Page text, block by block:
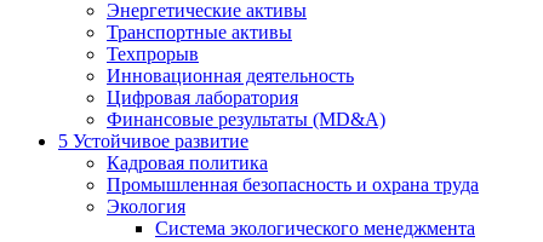
Энергетические активы
Транспортные активы
Техпрорыв
Инновационная деятельность
Цифровая лаборатория
Финансовые результаты (MD&A)
5 Устойчивое развитие
Кадровая политика
Промышленная безопасность и охрана труда
Экология
Система экологического менеджмента